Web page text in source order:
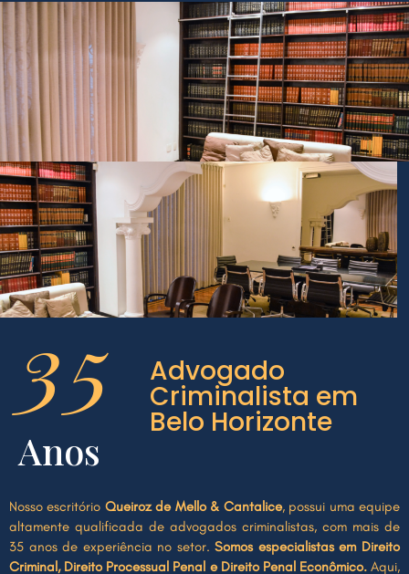
35
Anos
Advogado
Criminalista em
Belo Horizonte
Nosso escritório Queiroz de Mello & Cantalice, possui uma equipe
altamente qualificada de advogados criminalistas, com mais de
35 anos de experiência no setor.Somos especialistas em Direito
Criminal, Direito Processual Penal e Direito Penal Econômico.Aqui,